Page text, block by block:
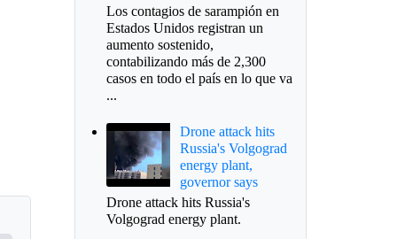
Los contagios de sarampión en
Estados Unidos registran un
aumento sostenido,
contabilizando más de 2,300
casos en todo el país en lo que va
...
Drone attack hits
Russia's Volgograd
energy plant,
governor says
Drone attack hits Russia's
Volgograd energy plant.